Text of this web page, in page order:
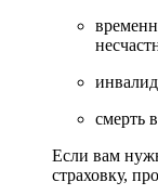
смерть
Если вам
страховку,